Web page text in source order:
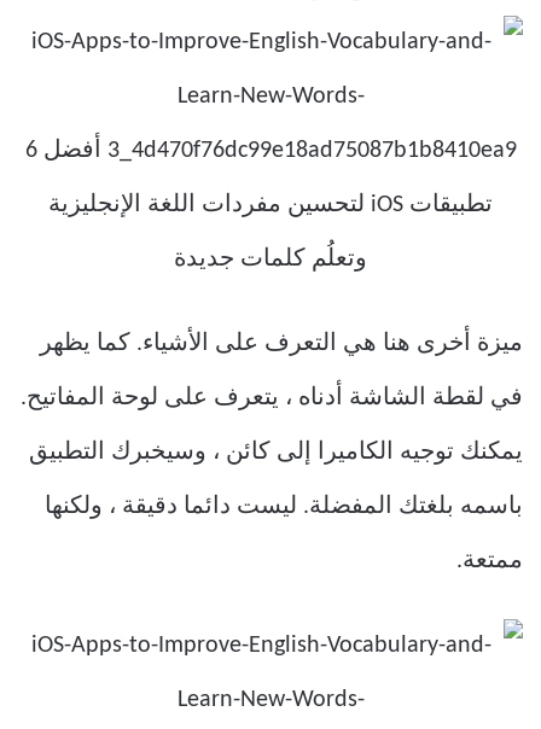
ميزة أخرى هنا هي التعرف على الأشياء. كما يظهر
في لقطة الشاشة أدناه ، يتعرف على لوحة المفاتيح.
يمكنك توجيه الكاميرا إلى كائن ، وسيخبرك التطبيق
باسمه بلغتك المفضلة. ليست دائما دقيقة ، ولكنها
ممتعة.